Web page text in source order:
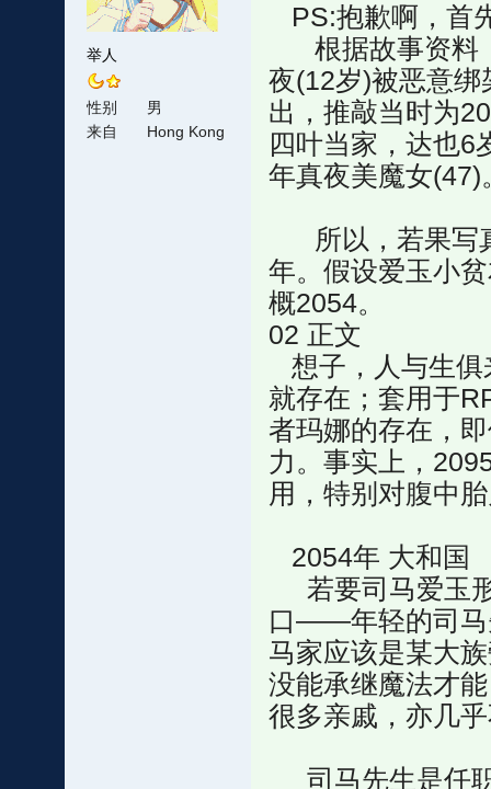
举人
性别
男
来自
Hong Kong
PS:抱歉啊，首
根据故事资料
夜(12岁)被恶意
出，推敲当时为
四叶当家，达也6
年真夜美魔女(47)
所以，若果写
年。假设爱玉小
概2054。
02 正文
想子，人与生俱
就存在；套用于
者玛娜的存在，
力。事实上，
用，特别对腹中
2054年 大和国
若要司马爱玉
口——年轻的司马
马家应该是某大
没能承继魔法才
很多亲戚，亦几
司马先生是任